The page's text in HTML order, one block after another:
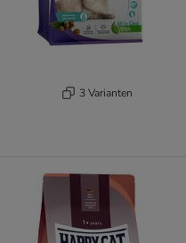
3 Varianten